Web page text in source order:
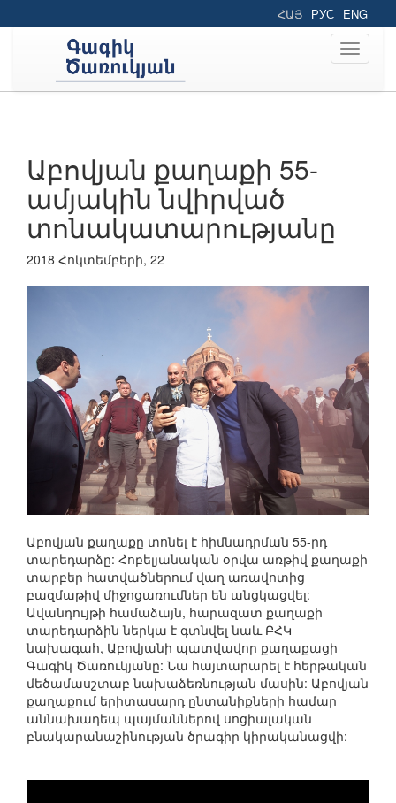
ՀԱՅ РУС ENG
Toggle
Աբովյան քաղաքի 55-
ամյակին նվիրված
տոնակատարությանը
2018 Հոկտեմբերի, 22
Աբովյան քաղաքը տոնել է հիմնադրման 55-րդ
տարեդարձը: Հոբելյանական օրվա առթիվ քաղաքի
տարբեր հատվածներում վաղ առավոտից
բազմաթիվ միջոցառումներ են անցկացվել:
Ավանդույթի համաձայն, հարազատ քաղաքի
տարեդարձին ներկա է գտնվել նաև ԲՀԿ
նախագահ, Աբովյանի պատվավոր քաղաքացի
Գագիկ Ծառուկյանը: Նա հայտարարել է հերթական
մեծամասշտաբ նախաձեռնության մասին: Աբովյան
քաղաքում երիտասարդ ընտանիքների համար
աննախադեպ պայմաններով սոցիալական
բնակարանաշինության ծրագիր կիրականացվի: